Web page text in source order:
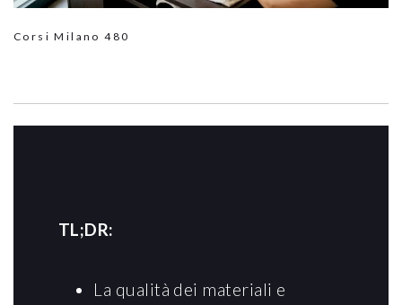
Corsi Milano480
TL;DR:
La qualità dei materiali e